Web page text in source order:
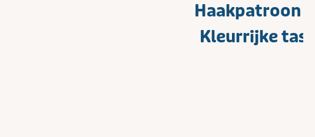
Haakpatroon -
Kleurrijke tas